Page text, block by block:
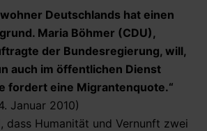
Deutschlands hat einen
Maria Böhmer (CDU),
der Bundesregierung, will,
auch im öffentlichen Dienst
fordert eine Migrantenquote.“
Januar 2010)
dass Humanität und Vernunft zwei